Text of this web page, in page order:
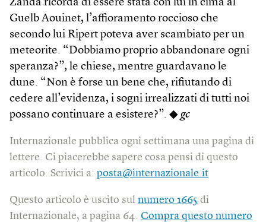
Zanda ricorda di essere stata con lui in cima al
Guelb Aouinet, l’affioramento roccioso che
secondo lui Ripert poteva aver scambiato per un
meteorite. “Dobbiamo proprio abbandonare ogni
speranza?”, le chiese, mentre guardavano le
dune. “Non è forse un bene che, rifiutando di
cedere all’evidenza, i sogni irrealizzati di tutti noi
possano continuare a esistere?”. ◆ gc
Internazionale pubblica ogni settimana una pagina di
lettere. Ci piacerebbe sapere cosa pensi di questo
articolo. Scrivici a: posta@internazionale.it
Questo articolo è uscito sul numero 1665 di
Internazionale, a pagina 64. Compra questo numero